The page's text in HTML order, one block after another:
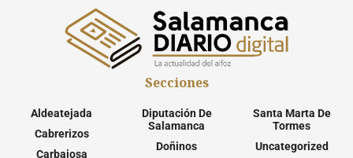
Secciones
Aldeatejada
Cabrerizos
Carbajosa
Diputación De
Salamanca
Doñinos
Santa Marta De
Tormes
Uncategorized